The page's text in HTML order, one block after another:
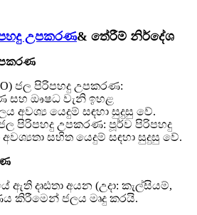
උපකරණ& තේරීම් නිර්දේශ
ජල පිරිපහදු උපකරණ:
සහ ඖෂධ වැනි ඉහළ
අවශ්‍ය යෙදුම් සඳහා සුදුසු වේ.
ජල පිරිපහදු උපකරණ: පූර්ව පිරිපහදු
සහිත යෙදුම් සඳහා සුදුසු වේ.
ඇති දෘඪතා අයන (උදා: කැල්සියම්,
කිරීමෙන් ජලය මෘදු කරයි.